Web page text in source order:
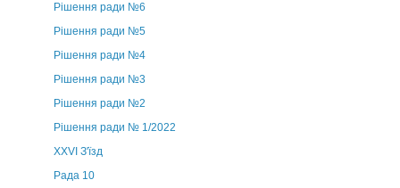
Рішення ради №6
Рішення ради №5
Рішення ради №4
Рішення ради №3
Рішення ради №2
Рішення ради № 1/2022
XXVI З'їзд
Рада 10